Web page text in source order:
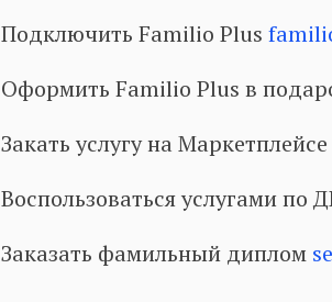
Подключить Familio Plus
Оформить Familio Plus в
Закать услугу на Маркетплейсе
Воспользоваться услугами по
Заказать фамильный диплом